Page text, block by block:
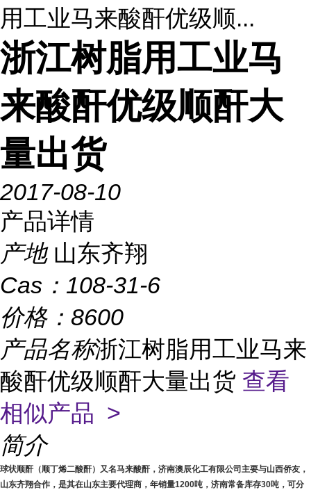
用工业马来酸酐优级顺...
浙江树脂用工业马
来酸酐优级顺酐大
量出货
2017-08-10
产品详情
产地 山东齐翔
Cas： 108-31-6
价格： 8600
产品名称浙江树脂用工业马来
酸酐优级顺酐大量出货 查看
相似产品 >
简介
球状顺酐（顺丁烯二酸酐）又名马来酸酐，济南澳辰化工有限公司主要与山西侨友，
山东齐翔合作，是其在山东主要代理商，年销量1200吨，济南常备库存30吨，可分